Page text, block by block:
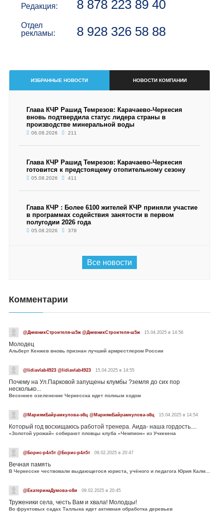
Редакция: 8 878 223 89 40
Отдел
рекламы:
8 928 326 58 88
ИЗБРАННЫЕ НОВОСТИ НОВОСТИ КОМПАНИИ
Глава КЧР Рашид Темрезов: Карачаево-Черкесия
вновь подтвердила статус лидера страны в
производстве минеральной воды
06.08.2026 211
Глава КЧР Рашид Темрезов: Карачаево-Черкесия
готовится к предстоящему отопительному сезону
05.08.2026 411
Глава КЧР : Более 6100 жителей КЧР приняли участие
в программах содействия занятости в первом
полугодии 2026 года
05.08.2026 378
Все новости
Комментарии
@ДневникСтроителя-ш5ж @ДневникСтроителя-ш5ж 15.04.2025 в 14:56
Молодец
Альберт Кенжев вновь признан лучший армрестлером России
@lidiavlab4923 @lidiavlab4923 15.04.2025 в 14:55
Почему на Ул.Парковой запущены клумбы ?земля до сих пор
несколько...
Весеннее озеленение Черкесска идет полным ходом
@МариямБайрамкулова-э8ц @МариямБайрамкулова-э8ц 15.04.2025 в 14:54
Который год восхищаюсь работой тренера. Аида- наша гордость....
«Золотой урожай» собирают пловцы клуба «Чемпион» из Учкекена
@Борис-р4л5т @Борис-р4л5т 09.02.2025 в 20:47
Вечная память
В Черкесске чествовали выдающегося юриста, учёного и педагога Юрия Калмыкова
@ЕкатеринаДумова-о8и 09.02.2025 в 20:45
Труженики села, честь Вам и хвала! Молодцы!
Во фруктовых садах Таллыка идет активная обработка деревьев